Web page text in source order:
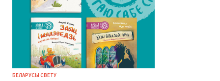
БЕЛАРУСЫ СВЕТУ